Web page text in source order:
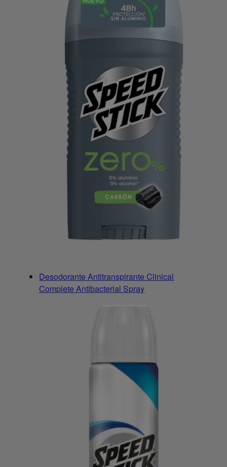
Desodorante Antitranspirante Clinical
Complete Antibacterial Spray